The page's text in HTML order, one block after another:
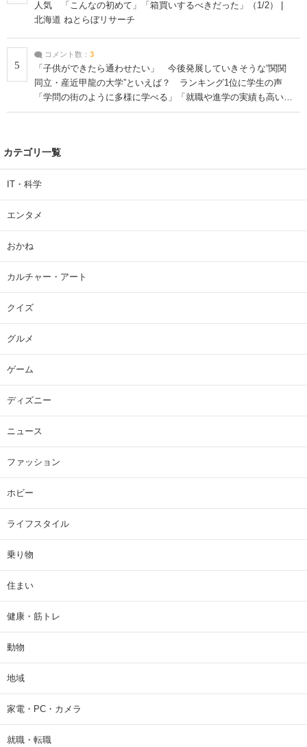
人気 「こんなの初めて」「箱買いするべきだった」（1/2） |
北海道 ねとらぼリサーチ
5
コメント数： 3
「子供ができたら通わせたい」 今後発展していきそうな“関関
同立・産近甲龍の大学”といえば？ ランキング1位に学生の声
「学問の街のように多様に学べる」「就職や進学の実績も高い」
| 大学 ねとらぼリサーチ
カテゴリ一覧
IT・科学
エンタメ
おかね
カルチャー・アート
クイズ
グルメ
ゲーム
ディズニー
ニュース
ファッション
ホビー
ライフスタイル
乗り物
住まい
健康・筋トレ
動物
地域
家電・PC・カメラ
就職・転職